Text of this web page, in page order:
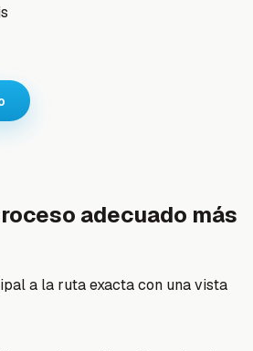
adecuado más
a la ruta exacta con una vista